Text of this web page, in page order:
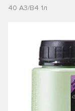
40 A3/B4 1л